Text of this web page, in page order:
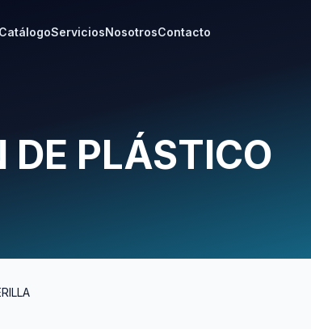
CatálogoServiciosNosotrosContacto
DE PLÁSTICO